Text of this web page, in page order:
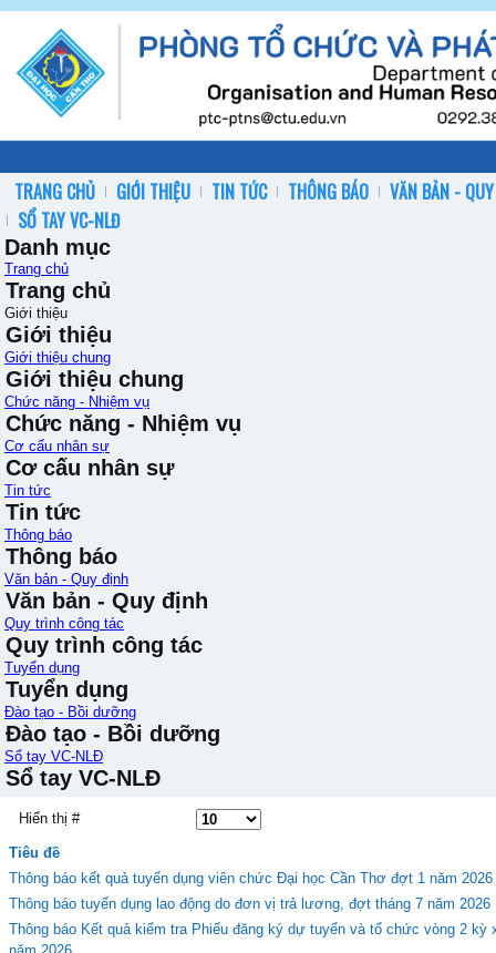
TRANG CHỦ GIỚI THIỆU TIN TỨC THÔNG BÁO
VĂN BẢN -
SỔ TAY VC-NLĐ
Danh mục
Trang chủ
Trang chủ
Giới thiệu
Giới thiệu
Giới thiệu chung
Giới thiệu chung
Chức năng - Nhiệm vụ
Chức năng - Nhiệm vụ
Cơ cấu nhân sự
Cơ cấu nhân sự
Tin tức
Tin tức
Thông báo
Thông báo
Văn bản - Quy định
Văn bản - Quy định
Quy trình công tác
Quy trình công tác
Tuyển dụng
Tuyển dụng
Đào tạo - Bồi dưỡng
Đào tạo - Bồi dưỡng
Sổ tay VC-NLĐ
Sổ tay VC-NLĐ
Hiển thị #
Tiêu đề
Thông báo kết quả tuyển dụng viên chức Đại học Cần Thơ đợt 1 năm 2026
Thông báo tuyển dụng lao động do đơn vị trả lương, đợt tháng 7 năm 2026
Thông báo Kết quả kiểm tra Phiếu đăng ký dự tuyển và tổ chức vòng 2